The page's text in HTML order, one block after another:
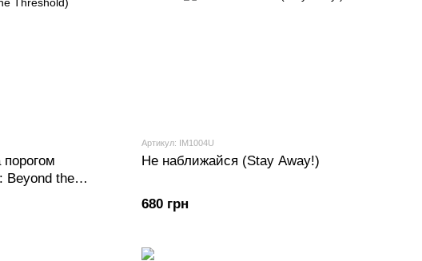
Beyond the
Артикул: IM1004U
Не наближайся (Stay Away!)
680 грн